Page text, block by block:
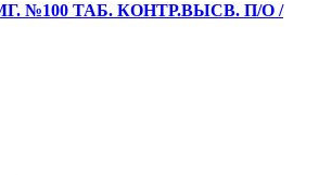
№100 ТАБ. КОНТР.ВЫСВ. П/О /